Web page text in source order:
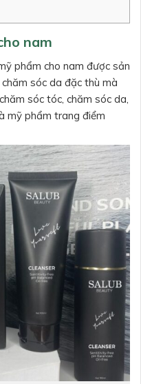
nam
phẩm cho nam được sản
sóc da đặc thù mà
sóc tóc, chăm sóc da,
mỹ phẩm trang điểm